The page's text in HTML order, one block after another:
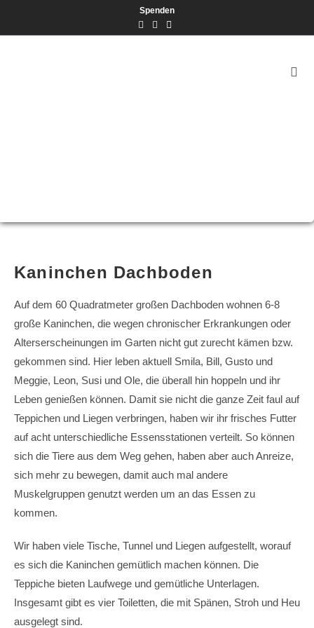
Spenden
Kaninchen Dachboden
Auf dem 60 Quadratmeter großen Dachboden wohnen 6-8
große Kaninchen, die wegen chronischer Erkrankungen oder
Alterserscheinungen im Garten nicht gut zurecht kämen bzw.
gekommen sind. Hier leben aktuell Smila, Bill, Gusto und
Meggie, Leon, Susi und Ole, die überall hin hoppeln und ihr
Leben genießen können. Damit sie nicht die ganze Zeit faul auf
Teppichen und Liegen verbringen, haben wir ihr frisches Futter
auf acht unterschiedliche Essensstationen verteilt. So können
sich die Tiere aus dem Weg gehen, haben aber auch Anreize,
sich mehr zu bewegen, damit auch mal andere
Muskelgruppen genutzt werden um an das Essen zu
kommen.
Wir haben viele Tische, Tunnel und Liegen aufgestellt, worauf
es sich die Kaninchen gemütlich machen können. Die
Teppiche bieten Laufwege und gemütliche Unterlagen.
Insgesamt gibt es vier Toiletten, die mit Spänen, Stroh und Heu
ausgelegt sind.